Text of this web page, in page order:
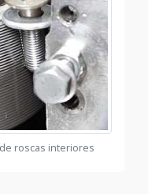
roscas interiores